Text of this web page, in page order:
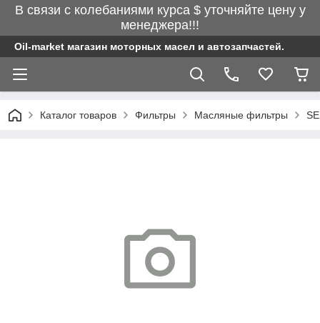
В связи с колебаниями курса $ уточняйте цену у
менеджера!!!
Oil-market магазин моторных масел и автозапчастей.
Каталог товаров Фильтры Масляные фильтры